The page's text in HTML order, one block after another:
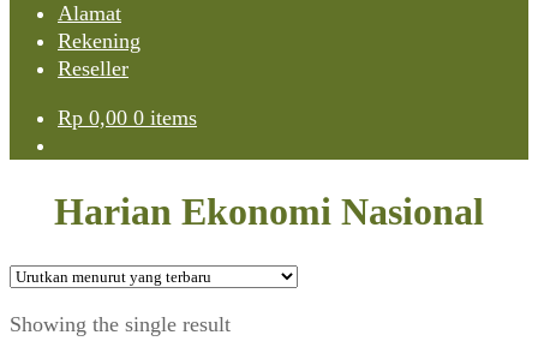
Alamat
Rekening
Reseller
Rp 0,00 0 items
Harian Ekonomi Nasional
Showing the single result